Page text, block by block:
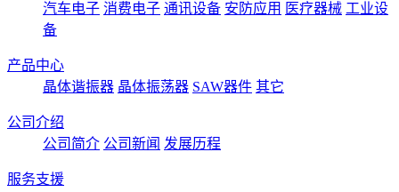
汽车电子 消费电子 通讯设备 安防应用 医疗器械 工业设
备
产品中心
晶体谐振器 晶体振荡器 SAW器件 其它
公司介绍
公司简介 公司新闻 发展历程
服务支援